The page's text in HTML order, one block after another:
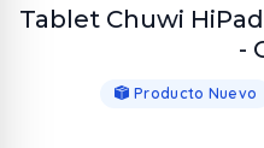
Tablet Chuwi HiPad
-
Producto Nuevo